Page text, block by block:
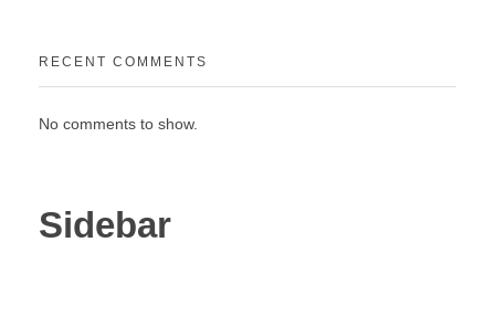
RECENT COMMENTS
No comments to show.
Sidebar